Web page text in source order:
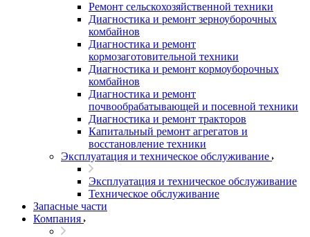
Ремонт сельскохозяйственной техники
Диагностика и ремонт зерноуборочных
комбайнов
Диагностика и ремонт
кормозаготовительной техники
Диагностика и ремонт кормоуборочных
комбайнов
Диагностика и ремонт
почвообрабатывающей и посевной техники
Диагностика и ремонт тракторов
Капитальный ремонт агрегатов и
восстановление техники
Эксплуатация и техническое обслуживание
Эксплуатация и техническое обслуживание
Техническое обслуживание
Запасные части
Компания